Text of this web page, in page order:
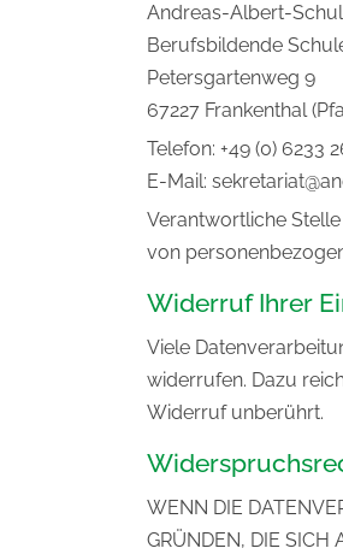
Andreas-Albert-
Berufsbildende
Petersgartenweg 9
67227 Frankenthal
Telefon: +49 (0) 6233
E-Mail:
Verantwortliche
von
Widerruf Ihrer
Viele
widerrufen. Dazu
Widerruf unberührt.
WENN DIE
GRÜNDEN, DIE SICH